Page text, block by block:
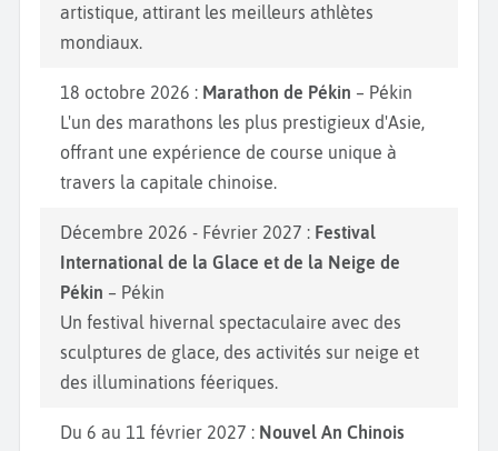
artistique, attirant les meilleurs athlètes
mondiaux.
18 octobre 2026 : Marathon de Pékin – Pékin
L'un des marathons les plus prestigieux d'Asie,
offrant une expérience de course unique à
travers la capitale chinoise.
Décembre 2026 - Février 2027 : Festival
International de la Glace et de la Neige de
Pékin – Pékin
Un festival hivernal spectaculaire avec des
sculptures de glace, des activités sur neige et
des illuminations féeriques.
Du 6 au 11 février 2027 : Nouvel An Chinois